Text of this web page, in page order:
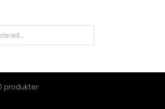
produkter